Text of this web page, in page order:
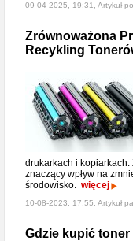
09-04-2025, 19:31, Artykuł
Zrównoważona
Recykling
drukarkach i
znaczący wpływ na
środowisko. więcej
10-08-2023, 17:55, Artykuł
Gdzie kupić